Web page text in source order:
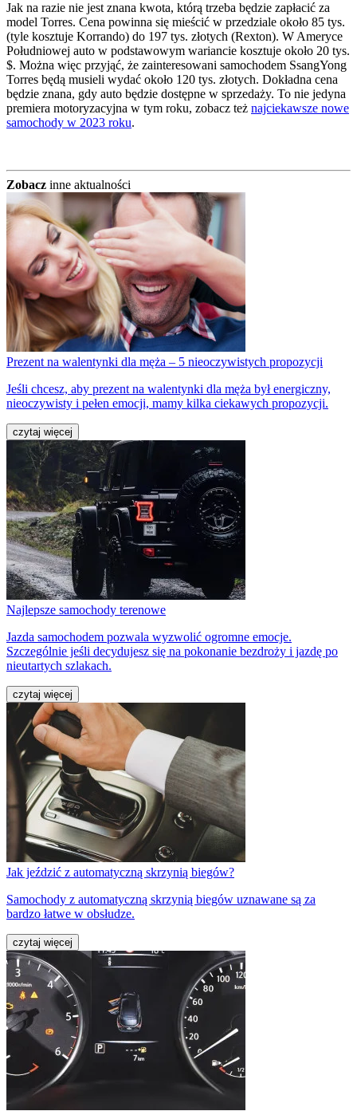
Jak na razie nie jest znana kwota, którą trzeba będzie zapłacić za
model Torres. Cena powinna się mieścić w przedziale około 85 tys.
(tyle kosztuje Korrando) do 197 tys. złotych (Rexton). W Ameryce
Południowej auto w podstawowym wariancie kosztuje około 20 tys.
$. Można więc przyjąć, że zainteresowani samochodem SsangYong
Torres będą musieli wydać około 120 tys. złotych. Dokładna cena
będzie znana, gdy auto będzie dostępne w sprzedaży. To nie jedyna
premiera motoryzacyjna w tym roku, zobacz też najciekawsze nowe
samochody w 2023 roku.
Zobacz inne aktualności
Prezent na walentynki dla męża – 5 nieoczywistych propozycji
Jeśli chcesz, aby prezent na walentynki dla męża był energiczny,
nieoczywisty i pełen emocji, mamy kilka ciekawych propozycji.
czytaj więcej
Najlepsze samochody terenowe
Jazda samochodem pozwala wyzwolić ogromne emocje.
Szczególnie jeśli decydujesz się na pokonanie bezdroży i jazdę po
nieutartych szlakach.
czytaj więcej
Jak jeździć z automatyczną skrzynią biegów?
Samochody z automatyczną skrzynią biegów uznawane są za
bardzo łatwe w obsłudze.
czytaj więcej